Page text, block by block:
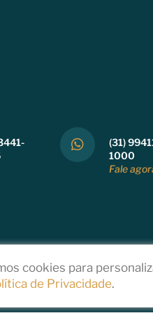
(31)
1000
Fale
cookies para
de Privacidade.